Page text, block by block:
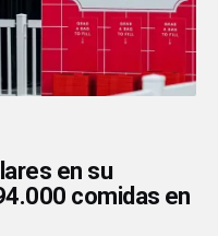
en su
comidas en